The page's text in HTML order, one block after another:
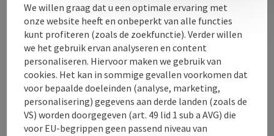
Contact
Ligging
Toegankelijkheid
We willen graag dat u een optimale ervaring met
onze website heeft en onbeperkt van alle functies
kunt profiteren (zoals de zoekfunctie). Verder willen
we het gebruik ervan analyseren en content
personaliseren. Hiervoor maken we gebruik van
cookies. Het kan in sommige gevallen voorkomen dat
voor bepaalde doeleinden (analyse, marketing,
personalisering) gegevens aan derde landen (zoals de
VS) worden doorgegeven (art. 49 lid 1 sub a AVG) die
voor EU-begrippen geen passend niveau van